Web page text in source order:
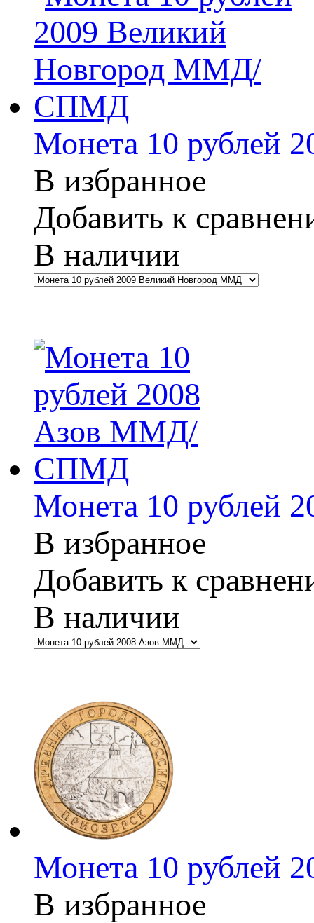
Монета 10
В избранное
Добавить к
В наличии
Монета 10
В избранное
Добавить к
В наличии
Монета 10
В избранное